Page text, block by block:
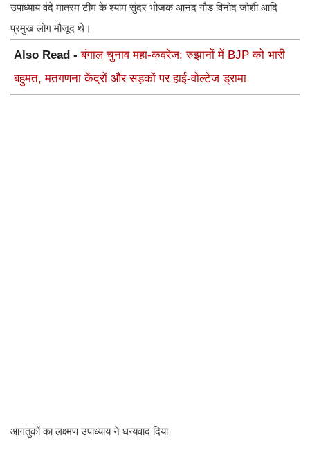
उपाध्याय वंदे मातरम टीम के श्याम सुंदर भोजक आनंद गौड़ विनोद जोशी आदि
प्रमुख लोग मौजूद थे।
Also Read -बंगाल चुनाव महा-कवरेज: रुझानों में BJP को भारी
बहुमत, मतगणना केंद्रों और सड़कों पर हाई-वोल्टेज ड्रामा
आगंतुकों का लक्ष्मण उपाध्याय ने धन्यवाद दिया